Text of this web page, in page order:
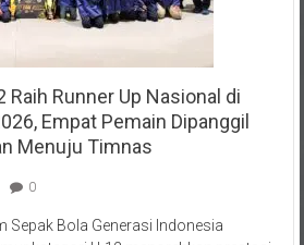
Raih Runner Up Nasional di
Empat Pemain Dipanggil
Menuju Timnas
kategori U-12 menorehkan prestasi